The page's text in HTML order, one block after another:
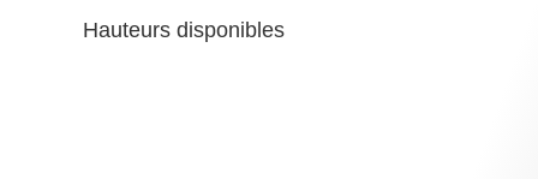
Hauteurs disponibles